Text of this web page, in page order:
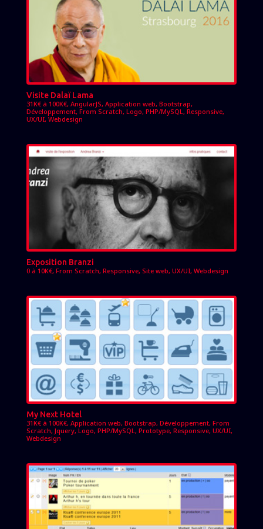
Visite Dalaï Lama
31K€ à 100K€, AngularJS, Application web, Bootstrap,
Développement, From Scratch, Logo, PHP/MySQL, Responsive,
UX/UI, Webdesign
Exposition Branzi
0 à 10K€, From Scratch, Responsive, Site web, UX/UI, Webdesign
My Next Hotel
31K€ à 100K€, Application web, Bootstrap, Développement, From
Scratch, Jquery, Logo, PHP/MySQL , Prototype, Responsive, UX/UI,
Webdesign